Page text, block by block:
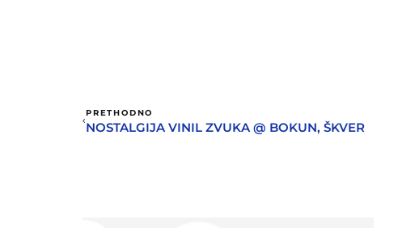
PRETHODNO
NOSTALGIJA VINIL ZVUKA @ BOKUN, ŠKVER